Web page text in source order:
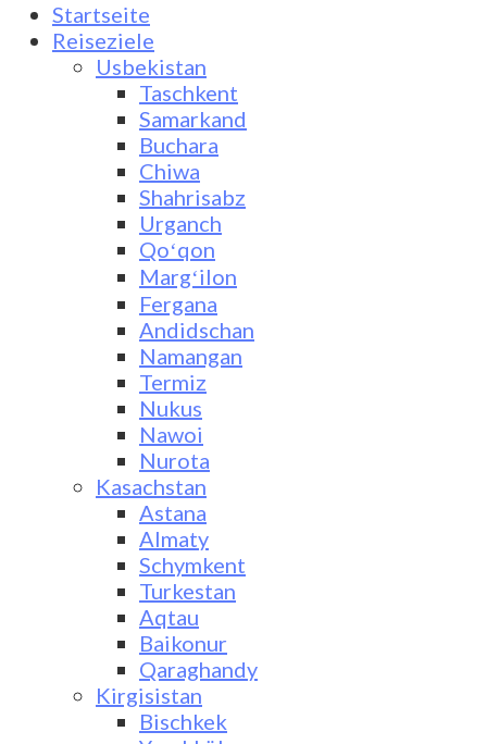
Startseite
Reiseziele
Usbekistan
Taschkent
Samarkand
Buchara
Chiwa
Shahrisabz
Urganch
Qoʻqon
Margʻilon
Fergana
Andidschan
Namangan
Termiz
Nukus
Nawoi
Nurota
Kasachstan
Astana
Almaty
Schymkent
Turkestan
Aqtau
Baikonur
Qaraghandy
Kirgisistan
Bischkek